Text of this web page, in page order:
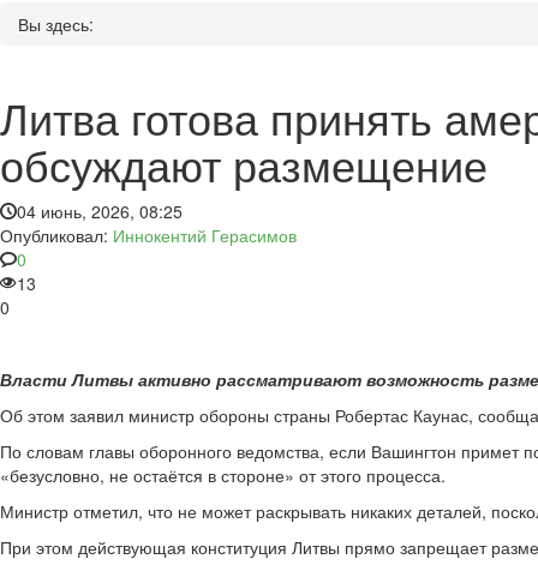
Вы здесь:
Литва готова принять
обсуждают размещение
04 июнь, 2026, 08:25
Опубликовал: Иннокентий Герасимов
0
13
0
Власти Литвы активно рассматривают возможность
Об этом заявил министр обороны страны Робертас Каунас,
По словам главы оборонного ведомства, если Вашингтон примет
«безусловно, не остаётся в стороне» от этого процесса.
Министр отметил, что не может раскрывать никаких деталей,
При этом действующая конституция Литвы прямо запрещает